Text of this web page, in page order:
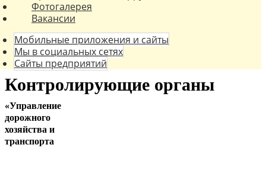
Фотогалерея
Вакансии
Мобильные приложения и сайты
Мы в социальных сетях
Сайты предприятий
Контролирующие органы
«Управление
дорожного
хозяйства и
транспорта